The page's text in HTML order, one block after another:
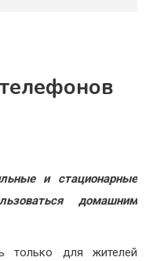
и стационарные
домашним
только для жителей